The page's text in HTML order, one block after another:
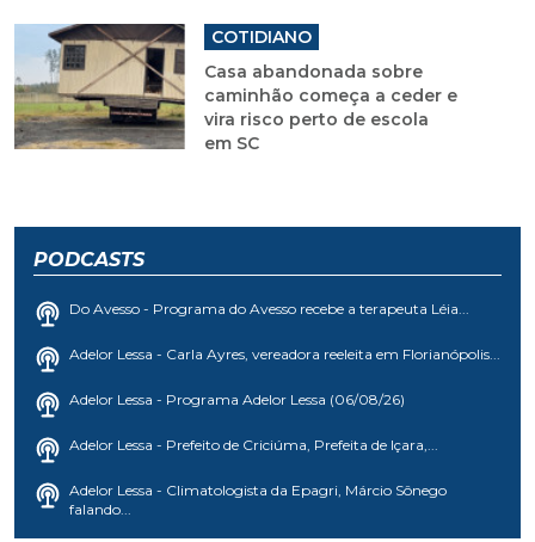
COTIDIANO
Casa abandonada sobre
caminhão começa a ceder e
vira risco perto de escola
em SC
PODCASTS
Do Avesso - Programa do Avesso recebe a terapeuta Léia...
Adelor Lessa - Carla Ayres, vereadora reeleita em Florianópolis...
Adelor Lessa - Programa Adelor Lessa (06/08/26)
Adelor Lessa - Prefeito de Criciúma, Prefeita de Içara,...
Adelor Lessa - Climatologista da Epagri, Márcio Sônego
falando...